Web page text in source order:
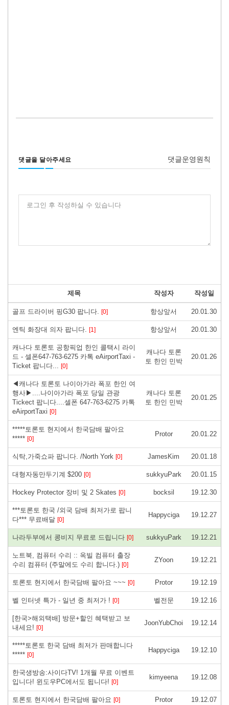
댓글을 달아주세요 댓글운영원칙
로그인 후 작성하실 수 있습니다
제목 작성자 작성일
골프 드라이버 핑G30 팝니다. [0] 항상앞서 20.01.30
엔틱 화장대 의자 팝니다. [1] 항상앞서 20.01.30
캐나다 토론토 공항픽업 한인 콜택시 라이
드 - 셀폰647-763-6275 카톡 eAirportTaxi -
Ticket 팝니다... [0]
캐나다 토론
토 한인 민박
20.01.26
◀캐나다 토론토 나이아가라 폭포 한인 여
행사▶....나이아가라 폭포 당일 관광
Tickect 팝니다....셀폰 647-763-6275 카톡
eAirportTaxi [0]
캐나다 토론
토 한인 민박
20.01.25
*****토론토 현지에서 한국담배 팔아요
***** [0]
Protor 20.01.22
식탁,가죽쇼파 팝니다. /North York [0] JamesKim 20.01.18
대형자동만두기계 $200 [0] sukkyuPark 20.01.15
Hockey Protector 장비 및 2 Skates [0] bocksil 19.12.30
***토론토 한국 /외국 담배 최저가로 팝니
다*** 무료배달 [0]
Happyciga 19.12.27
나라두부에서 콩비지 무료로 드립니다 [0] sukkyuPark 19.12.21
노트북, 컴퓨터 수리 :: 옥빌 컴퓨터 출장
수리 컴퓨터 (주말에도 수리 합니다.) [0]
ZYoon 19.12.21
토론토 현지에서 한국담배 팔아요 ~~~ [0] Protor 19.12.19
벨 인터넷 특가 - 일년 중 최저가 ! [0] 벨전문 19.12.16
[한국>해외택배] 방문+할인 혜택받고 보
내세요! [0]
JoonYubChoi 19.12.14
*****토론토 한국 담배 최저가 판매합니다
***** [0]
Happyciga 19.12.10
한국생방송:사이다TV! 1개월 무료 이벤트
입니다! 윈도우PC에서도 됩니다! [0]
kimyeena 19.12.08
토론토 현지에서 한국담배 팔아요 [0] Protor 19.12.07